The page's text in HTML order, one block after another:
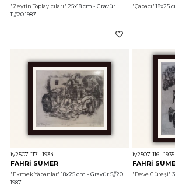
"Zeytin Toplayıcıları" 25x18 cm - Gravür
11//20 1987
"Çapacı" 18x25
iy2507-117 - 1934
FAHRİ SÜMER
"Ekmek Yapanlar" 18x25 cm - Gravür 5//20
1987
iy2507-116 - 1935
FAHRİ
"Deve Güreşi"